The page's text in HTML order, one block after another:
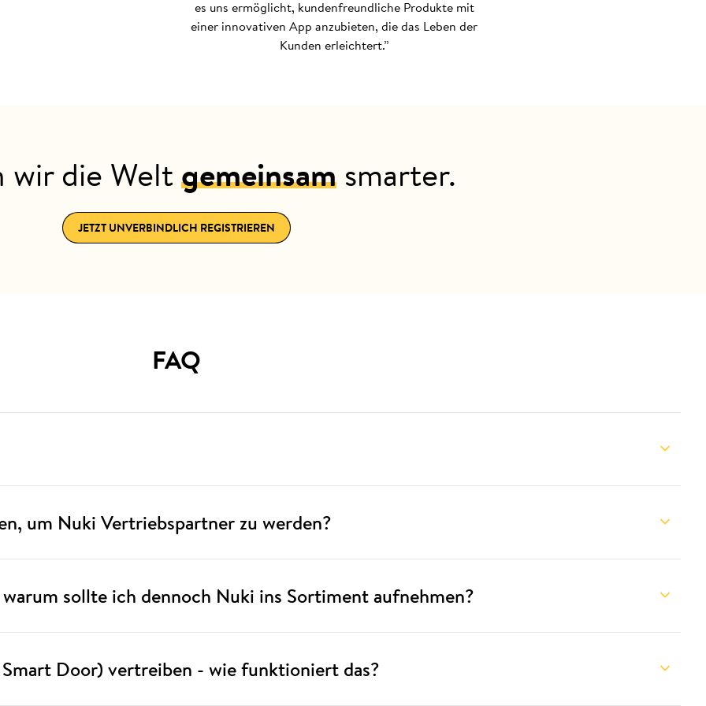
es uns ermöglicht, kundenfreundliche Produkte mit
einer innovativen App anzubieten, die das Leben der
Kunden erleichtert.”
wir die Weltgemeinsam smarter.
JETZT UNVERBINDLICH REGISTRIEREN
FAQ
um Nuki Vertriebspartner zu werden?
sollte ich dennoch Nuki ins Sortiment aufnehmen?
Door) vertreiben - wie funktioniert das?